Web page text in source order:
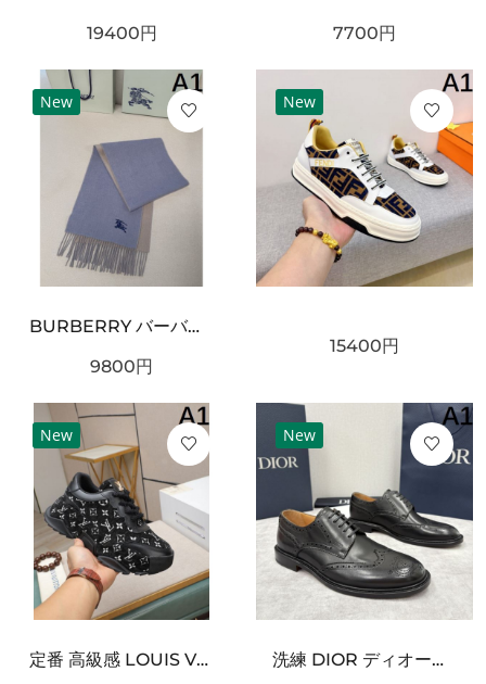
19400円 7700円
New
BURBERRY バーバリー コピー マフラー ライトブルー×グレー配色 ワンポイント騎士刺繍 フリンジ仕上げ 柔らかウール素材 上品な印象
9800円
New
15400円
New
定番 高級感 LOUIS VUITTON ルイヴィトン コピー スニーカー 上品 洗練
New
洗練 DIOR ディオール コピー ダービーシューズ ブラックレザー 光沢仕上げ 編み上げデザイン ボリュームソール 防滑仕様 フォーマルカジュアル兼用